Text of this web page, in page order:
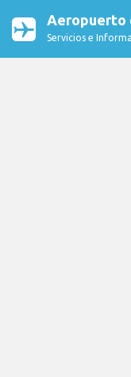
Aeropuerto
Servicios e